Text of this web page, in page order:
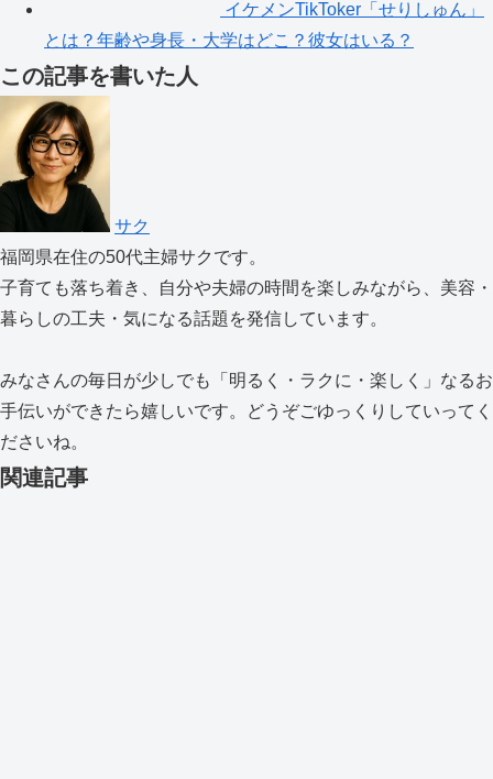
イケメンTikToker「せりしゅん」
とは？年齢や身長・大学はどこ？彼女はいる？
この記事を書いた人
サク
福岡県在住の50代主婦サクです。
子育ても落ち着き、自分や夫婦の時間を楽しみながら、美容・
暮らしの工夫・気になる話題を発信しています。
みなさんの毎日が少しでも「明るく・ラクに・楽しく」なるお
手伝いができたら嬉しいです。どうぞごゆっくりしていってく
ださいね。
関連記事